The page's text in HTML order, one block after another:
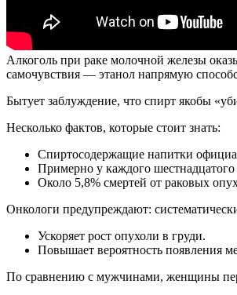
Алкоголь при раке молочной железы
самочувствия — этанол напрямую
Бытует заблуждение, что спирт якобы
Несколько фактов, которые стоит знать:
Спиртосодержащие напитки
Примерно у каждого шестнадцатого
Около 5,8% смертей от раковых
Онкологи предупреждают:
Ускоряет рост опухоли в груди.
Повышает вероятность появления
По сравнению с мужчинами, женщины